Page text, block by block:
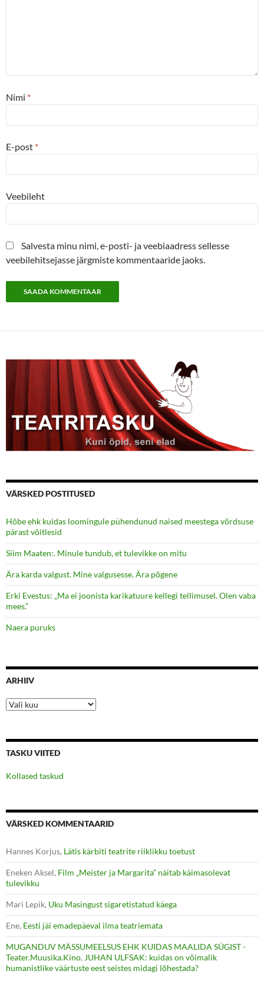
Nimi *
E-post *
Veebileht
Salvesta minu nimi, e-posti- ja veebiaadress sellesse
veebilehitsejasse järgmiste kommentaaride jaoks.
VÄRSKED POSTITUSED
Hõbe ehk kuidas loomingule pühendunud naised meestega võrdsuse
pärast võitlesid
Siim Maaten:. Minule tundub, et tulevikke on mitu
Ära karda valgust. Mine valgusesse. Ära põgene
Erki Evestus: „Ma ei joonista karikatuure kellegi tellimusel. Olen vaba
mees.”
Naera puruks
ARHIIV
Arhiiv
TASKU VIITED
Kollased taskud
VÄRSKED KOMMENTAARID
Hannes Korjus, Lätis kärbiti teatrite riiklikku toetust
Eneken Aksel, Film „Meister ja Margarita” näitab käimasolevat
tulevikku
Mari Lepik, Uku Masingust sigaretistatud käega
Ene, Eesti jäi emadepäeval ilma teatriemata
MUGANDUV MÄSSUMEELSUS EHK KUIDAS MAALIDA SÜGIST -
Teater.Muusika.Kino, JUHAN ULFSAK: kuidas on võimalik
humanistlike väärtuste eest seistes midagi lõhestada?